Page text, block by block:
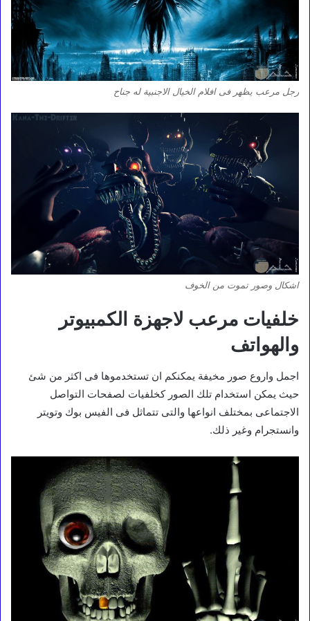
رجل مرعب يظهر فى افلام الخيال الاجنبية له جناح
اشكال وصور تموت من الخوف
خلفيات مرعب لاجهزة الكمبيوتر
والهواتف
اجمل واروع صور مخيفة يمكنكم ان تستخدموها فى اكثر من شئ
حيث يمكن استخدام تلك الصور كخلفيات لصفحات التواصل
الاجتماعى بمختلف انواعها والتى تتماثل فى الفيس بوك وتويتر
وانستجرام وغير ذلك.